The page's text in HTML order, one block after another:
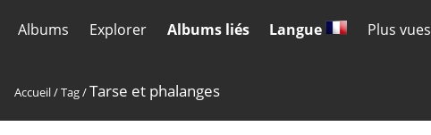
Albums Explorer Albums liés Langue Plus vues
Accueil/Tag/Tarse et phalanges